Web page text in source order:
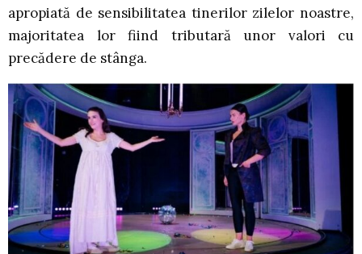
apropiată de sensibilitatea tinerilor zilelor noastre,
majoritatea lor fiind tributară unor valori cu
precădere de stânga.